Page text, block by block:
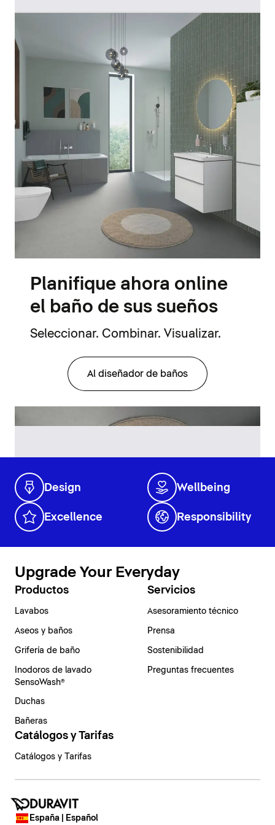
Planifique ahora online
el baño de sus sueños
Seleccionar. Combinar. Visualizar.
Al diseñador de baños
Design Wellbeing
Excellence Responsibility
Upgrade Your Everyday
Productos
Lavabos
Aseos y baños
Grifería de baño
Inodoros de lavado
SensoWash®
Duchas
Bañeras
Servicios
Asesoramiento técnico
Prensa
Sostenibilidad
Preguntas frecuentes
Catálogos y Tarifas
Catálogos y Tarifas
España | Español